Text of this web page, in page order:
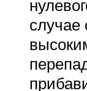
случае